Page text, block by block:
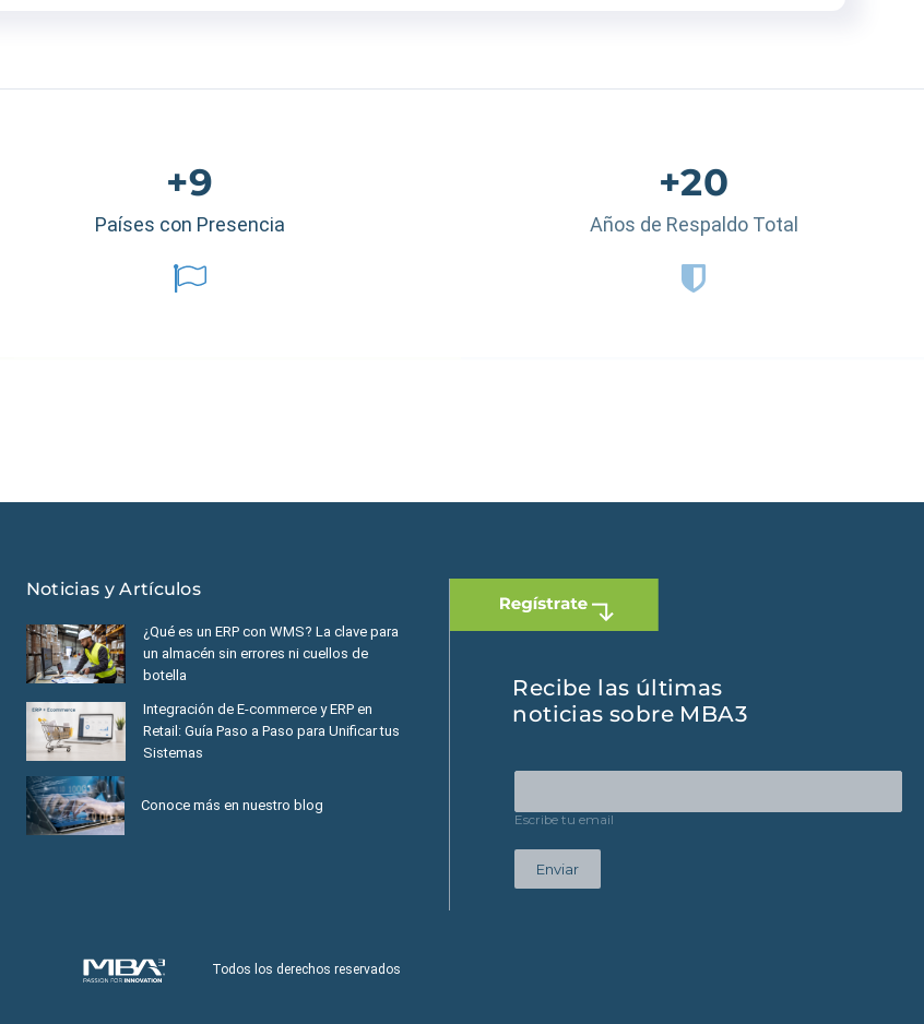
+9
Países con Presencia
+20
Años de Respaldo Total
Noticias y Artículos
¿Qué es un ERP con WMS? La clave para
un almacén sin errores ni cuellos de
botella
Integración de E-commerce y ERP en
Retail: Guía Paso a Paso para Unificar tus
Sistemas
Conoce más en nuestro blog
Recibe las últimas
noticias sobre MBA3
Escribe tu email
Enviar
Todos los derechos reservados